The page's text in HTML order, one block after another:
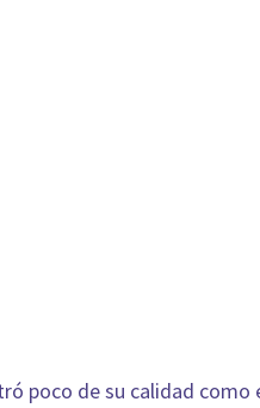
poco de su calidad como